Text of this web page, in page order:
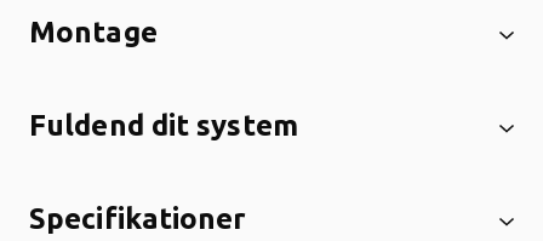
Montage
Fuldend dit system
Specifikationer